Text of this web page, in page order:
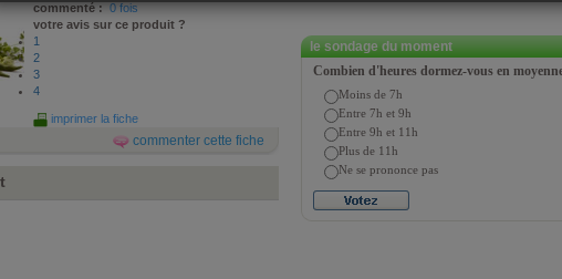
commenté : 0 fois
votre avis sur ce produit ?
1
2
3
4
imprimer la fiche
commenter cette fiche
le sondage du moment
Combien d'heures dormez-vous en
Moins de 7h
Entre 7h et 9h
Entre 9h et 11h
Plus de 11h
Ne se prononce pas